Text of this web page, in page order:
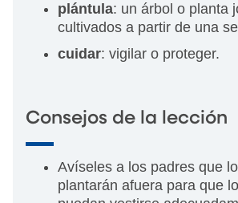
plántula: un árbol o planta
cultivados a partir de una
cuidar: vigilar o proteger.
Consejos de la lección
Avíseles a los padres que
plantarán afuera para que